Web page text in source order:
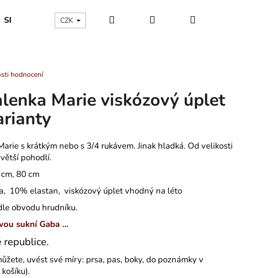
SPECIÁLNÍ KATEGORIE Kontakty - máte nějaký dotaz?
CZK Hledat PřihlášeníNákupní
hodnocení
Marie viskózový úplet
s krátkým nebo s 3/4 rukávem. Jinak hladká. Od velikosti
pohodlí.
80 cm
10% elastan, viskózový úplet vhodný na léto
obvodu hrudníku.
sukní Gaba ...
republice.
uvést své míry: prsa, pas, boky, do poznámky v
KALHOTKY